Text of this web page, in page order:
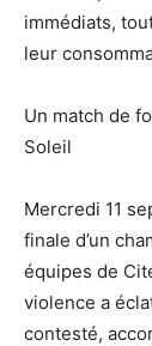
immédiats,
leur
Un match de
Soleil
Mercredi 11
finale d’un
équipes de
violence a
contesté,